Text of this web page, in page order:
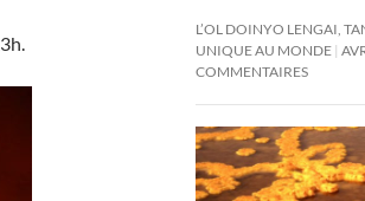
L’OL DOINYO LENGAI,
UNIQUE AU MONDE
COMMENTAIRES